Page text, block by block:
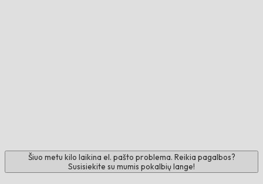
Šiuo metu kilo laikina el. pašto problema. Reikia pagalbos?
Susisiekite su mumis pokalbių lange!